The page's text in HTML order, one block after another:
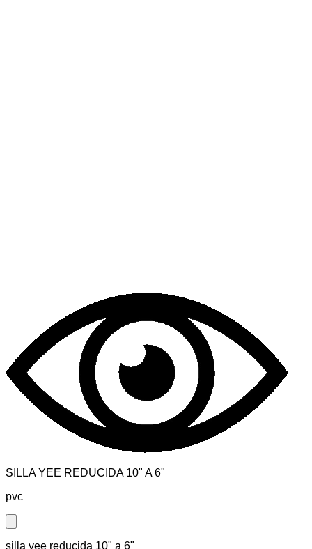
SILLA YEE REDUCIDA 10" A 6"
pvc
Close modal
silla yee reducida 10" a 6"